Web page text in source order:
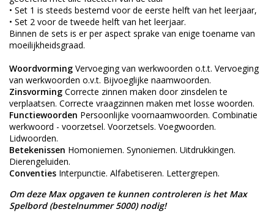
• Set 1 is steeds bestemd voor de eerste helft van het leerjaar,
• Set 2 voor de tweede helft van het leerjaar.
Binnen de sets is er per aspect sprake van enige toename van
moeilijkheidsgraad.
Woordvorming Vervoeging van werkwoorden o.t.t. Vervoeging
van werkwoorden o.v.t. Bijvoeglijke naamwoorden.
Zinsvorming Correcte zinnen maken door zinsdelen te
verplaatsen. Correcte vraagzinnen maken met losse woorden.
Functiewoorden Persoonlijke voornaamwoorden. Combinatie
werkwoord - voorzetsel. Voorzetsels. Voegwoorden.
Lidwoorden.
Betekenissen Homoniemen. Synoniemen. Uitdrukkingen.
Dierengeluiden.
Conventies Interpunctie. Alfabetiseren. Lettergrepen.
Om deze Max opgaven te kunnen controleren is het Max
Spelbord (bestelnummer 5000) nodig!